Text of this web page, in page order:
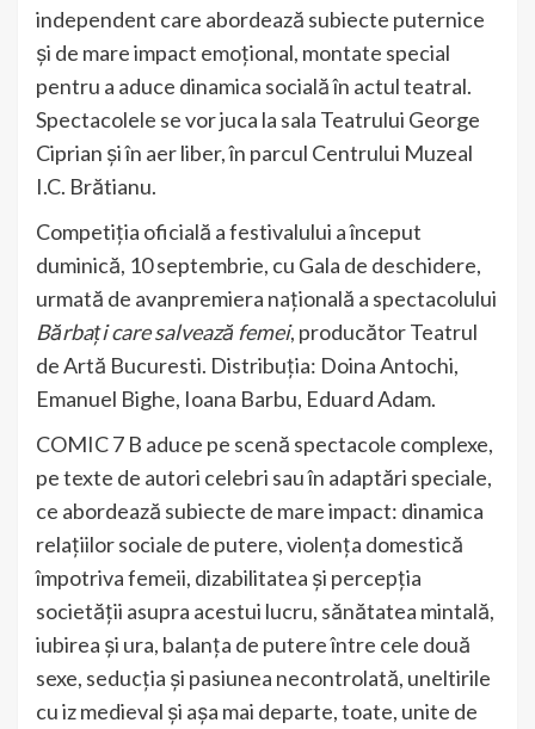
independent care abordează subiecte puternice
și de mare impact emoțional, montate special
pentru a aduce dinamica socială în actul teatral.
Spectacolele se vor juca la sala Teatrului George
Ciprian și în aer liber, în parcul Centrului Muzeal
I.C. Brătianu.
Competiția oficială a festivalului a început
duminică, 10 septembrie, cu Gala de deschidere,
urmată de avanpremiera națională a spectacolului
Bărbați care salvează femei, producător Teatrul
de Artă Bucuresti. Distribuția: Doina Antochi,
Emanuel Bighe, Ioana Barbu, Eduard Adam.
COMIC 7 B aduce pe scenă spectacole complexe,
pe texte de autori celebri sau în adaptări speciale,
ce abordează subiecte de mare impact: dinamica
relațiilor sociale de putere, violența domestică
împotriva femeii, dizabilitatea și percepția
societății asupra acestui lucru, sănătatea mintală,
iubirea și ura, balanța de putere între cele două
sexe, seducția și pasiunea necontrolată, uneltirile
cu iz medieval și așa mai departe, toate, unite de